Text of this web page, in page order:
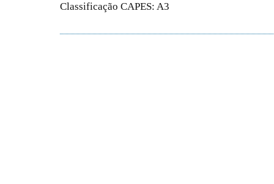
Classificação CAPES: A3